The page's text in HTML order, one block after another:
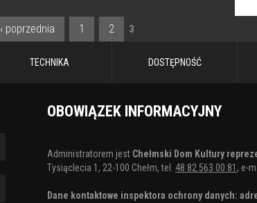
‹ poprzednia 1 2 3
TECHNIKA DOSTĘPNOŚĆ
OBOWIĄZEK INFORMACYJNY
Administratorem jest Chełmski Dom Kultury
Tysiąclecia 1, 22-100 Chełm, tel. 48 82 563 00 81 , e-
Dane kontaktowe inspektora ochrony danych: